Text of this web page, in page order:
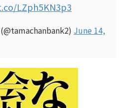
LZph5KN3p3
June 14,